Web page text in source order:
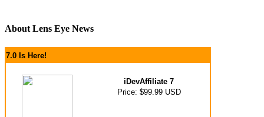
About Lens Eye News
7.0 Is Here!
iDevAffiliate 7
Price: $99.99 USD